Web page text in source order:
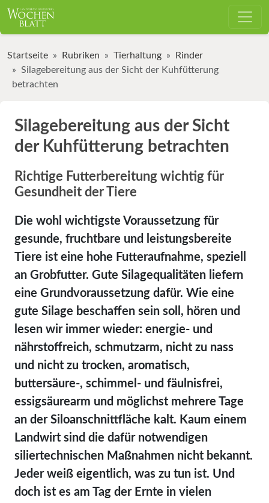
Startseite Rubriken Tierhaltung
Rinder
Silagebereitung aus der Sicht der Kuhfütterung
betrachten
Silagebereitung aus der Sicht
der Kuhfütterung betrachten
Richtige Futterbereitung wichtig für
Gesundheit der Tiere
Die wohl wichtigste Voraussetzung für
gesunde, fruchtbare und leistungsbereite
Tiere ist eine hohe Futteraufnahme, speziell
an Grobfutter. Gute Silagequalitäten liefern
eine Grundvoraussetzung dafür. Wie eine
gute Silage beschaffen sein soll, hören und
lesen wir immer wieder: energie- und
nährstoffreich, schmutzarm, nicht zu nass
und nicht zu trocken, aromatisch,
buttersäure-, schimmel- und fäulnisfrei,
essigsäurearm und möglichst mehrere Tage
an der Siloanschnittfläche kalt. Kaum einem
Landwirt sind die dafür notwendigen
siliertechnischen Maßnahmen nicht bekannt.
Jeder weiß eigentlich, was zu tun ist. Und
doch ist es am Tag der Ernte in vielen